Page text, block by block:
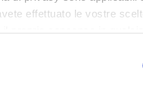
effettuato le vostre